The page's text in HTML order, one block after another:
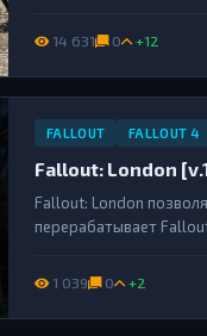
14 631 0 +12
FALLOUT FALLOUT 4
Fallout: London
Fallout: London
перерабатывает
London — бесплатный
1 039 0 +2